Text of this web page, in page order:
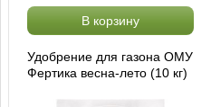
В корзину
Удобрение для газона ОМУ
Фертика весна-лето (10 кг)